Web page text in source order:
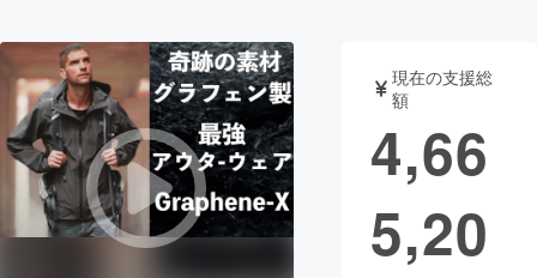
テクノロジー・ガジェット
映像・映画 書籍・雑誌
ビジネス・起業 チャレンジ
現在の支援総
額
4,66
5,20